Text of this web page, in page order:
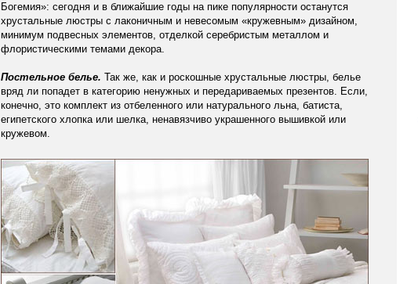
Богемия»: сегодня и в ближайшие годы на пике популярности останутся
хрустальные люстры с лаконичным и невесомым «кружевным» дизайном,
минимум подвесных элементов, отделкой серебристым металлом и
флористическими темами декора.
Постельное белье. Так же, как и роскошные хрустальные люстры, белье
вряд ли попадет в категорию ненужных и передариваемых презентов. Если,
конечно, это комплект из отбеленного или натурального льна, батиста,
египетского хлопка или шелка, ненавязчиво украшенного вышивкой или
кружевом.